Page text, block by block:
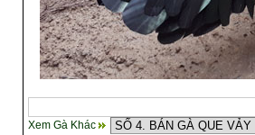
Xem Gà Khác